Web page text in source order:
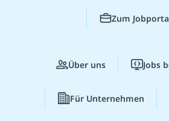
Zum
Über uns Jobs
Für Unternehmen